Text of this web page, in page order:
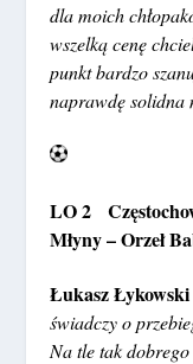
dla moich
wszelką cenę
punkt bardzo
naprawdę solidna
LO 2
Młyny – Orzeł
Łukasz
świadczy o
Na tle tak